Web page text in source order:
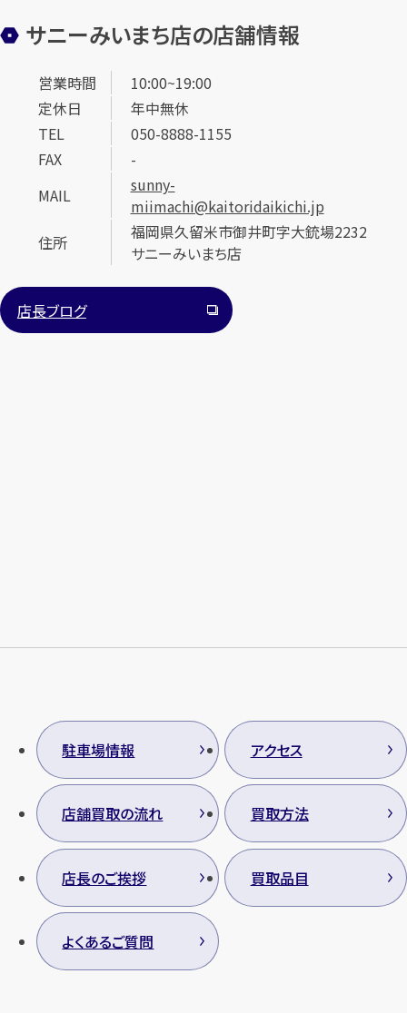
サニーみいまち店の店舗情報
営業時間
10:00~19:00
定休日
年中無休
TEL
050-8888-1155
FAX
-
MAIL
sunny-
miimachi@kaitoridaikichi.jp
住所
福岡県久留米市御井町字大銃場2232
サニーみいまち店
店長ブログ
駐車場情報 アクセス
店舗買取の流れ 買取方法
店長のご挨拶 買取品目
よくあるご質問